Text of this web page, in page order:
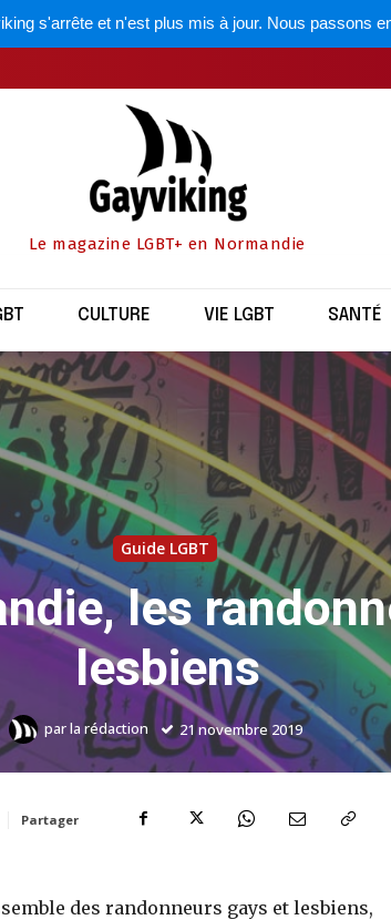
s'arrête et n'est plus mis à jour. Nous passons
Le magazine LGBT+ en Normandie
CULTURE VIE LGBT SANTÉ
Guide LGBT
les
lesbiens
parla rédaction 21 novembre 2019
Partager
des randonneurs gays et lesbiens,